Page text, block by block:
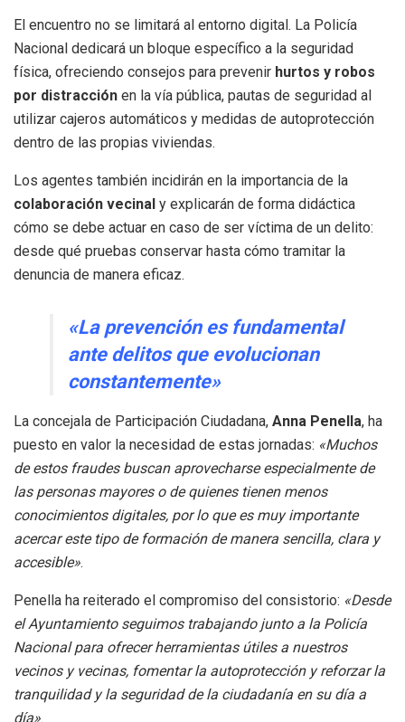
El encuentro no se limitará al entorno digital. La Policía
Nacional dedicará un bloque específico a la seguridad
física, ofreciendo consejos para prevenir hurtos y robos
por distracción en la vía pública, pautas de seguridad al
utilizar cajeros automáticos y medidas de autoprotección
dentro de las propias viviendas.
Los agentes también incidirán en la importancia de la
colaboración vecinal y explicarán de forma didáctica
cómo se debe actuar en caso de ser víctima de un delito:
desde qué pruebas conservar hasta cómo tramitar la
denuncia de manera eficaz.
«La prevención es fundamental
ante delitos que evolucionan
constantemente»
La concejala de Participación Ciudadana, Anna Penella, ha
puesto en valor la necesidad de estas jornadas: «Muchos
de estos fraudes buscan aprovecharse especialmente de
las personas mayores o de quienes tienen menos
conocimientos digitales, por lo que es muy importante
acercar este tipo de formación de manera sencilla, clara y
accesible».
Penella ha reiterado el compromiso del consistorio: «Desde
el Ayuntamiento seguimos trabajando junto a la Policía
Nacional para ofrecer herramientas útiles a nuestros
vecinos y vecinas, fomentar la autoprotección y reforzar la
tranquilidad y la seguridad de la ciudadanía en su día a
día».